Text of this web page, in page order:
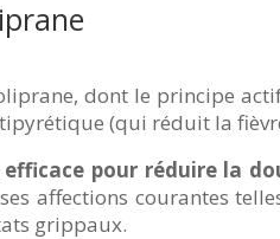
dont le principe
(qui réduit la
efficace pour réduire la
affections courantes
grippaux.